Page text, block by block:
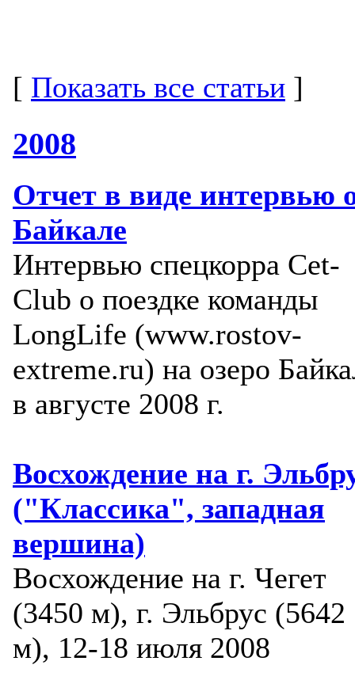
[ Показать все статьи ]
2008
Отчет в виде интервью
Байкале
Интервью спецкорра Cet-
Club о поездке команды
LongLife (www.rostov-
extreme.ru) на озеро
в августе 2008 г.
Восхождение на г.
("Классика", западная
вершина)
Восхождение на г. Чегет
(3450 м), г. Эльбрус (5642
м), 12-18 июля 2008